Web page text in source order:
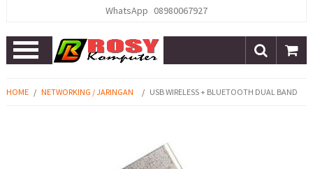
WhatsApp 08980067927
Open
Menu
HOME / NETWORKING / JARINGAN / USB WIRELESS + BLUETOOTH DUAL BAND